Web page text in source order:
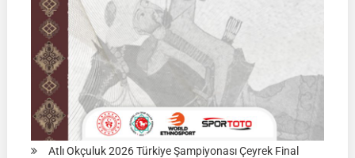
Atlı Okçuluk 2026 Türkiye Şampiyonası Çeyrek Final